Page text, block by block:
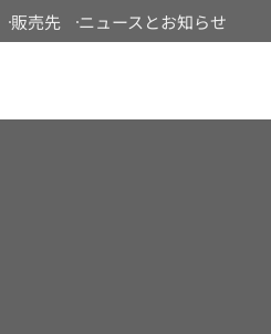
販売先 ニュースとお知らせ